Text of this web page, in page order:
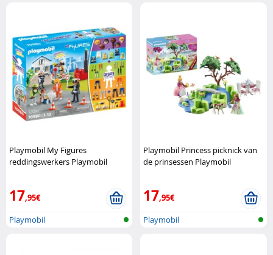
Playmobil My Figures
reddingswerkers Playmobil
17,95€
Playmobil
Playmobil Princess picknick van
de prinsessen Playmobil
17,95€
Playmobil